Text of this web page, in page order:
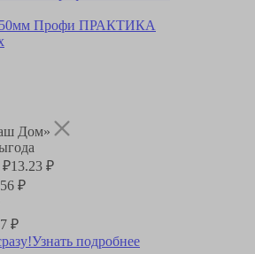
Профи ПРАКТИКА
Дом»
₽13.23 ₽
₽
₽
Узнать подробнее